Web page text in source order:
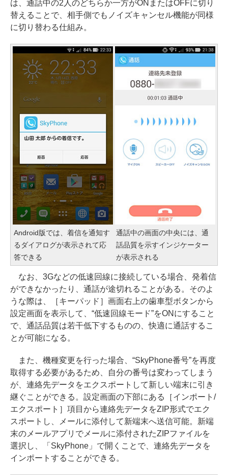
は、通話中の2人のどちらか一方がONまたはOFFに切り
替えることで、相手側でもノイズキャンセル機能が同様
に切り替わる仕組み。
Android版では、着信を通知す
るダイアログが表示されて応
答できる
通話中の画面の中央には、通
話品質を示すインジケーター
が表示される
なお、3Gなどの低速回線に接続している場合、発着信
ができなかったり、通話が途切れることがある。そのよ
うな際は、［キーパッド］画面右上の歯車型ボタンから
設定画面を表示して、“低速回線モード”をONにすること
で、通話品質は若干低下するものの、快適に通話するこ
とが可能になる。
また、機種変更を行った場合、“SkyPhone番号”を再度
取得する必要があるため、自分の番号は変わってしまう
が、連絡先データをエクスポートして新しい端末に引き
継ぐことができる。設定画面の下部にある［インポート/
エクスポート］項目から連絡先データをZIP形式でエク
スポートし、メールに添付して新端末へ送信可能。新端
末のメールアプリでメールに添付されたZIPファイルを
選択し、「SkyPhone」で開くことで、連絡先データを
インポートすることができる。